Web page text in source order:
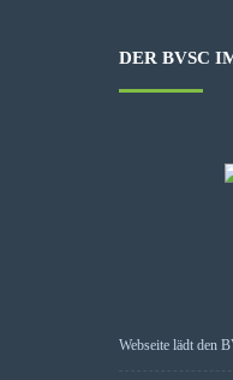
DER BVSC
Webseite lädt den